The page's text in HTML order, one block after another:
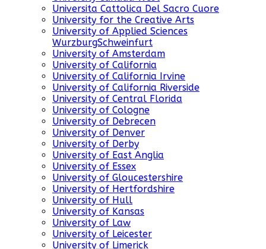
Universita Cattolica Del Sacro Cuore
University for the Creative Arts
University of Applied Sciences
WurzburgSchweinfurt
University of Amsterdam
University of California
University of California Irvine
University of California Riverside
University of Central Florida
University of Cologne
University of Debrecen
University of Denver
University of Derby
University of East Anglia
University of Essex
University of Gloucestershire
University of Hertfordshire
University of Hull
University of Kansas
University of Law
University of Leicester
University of Limerick